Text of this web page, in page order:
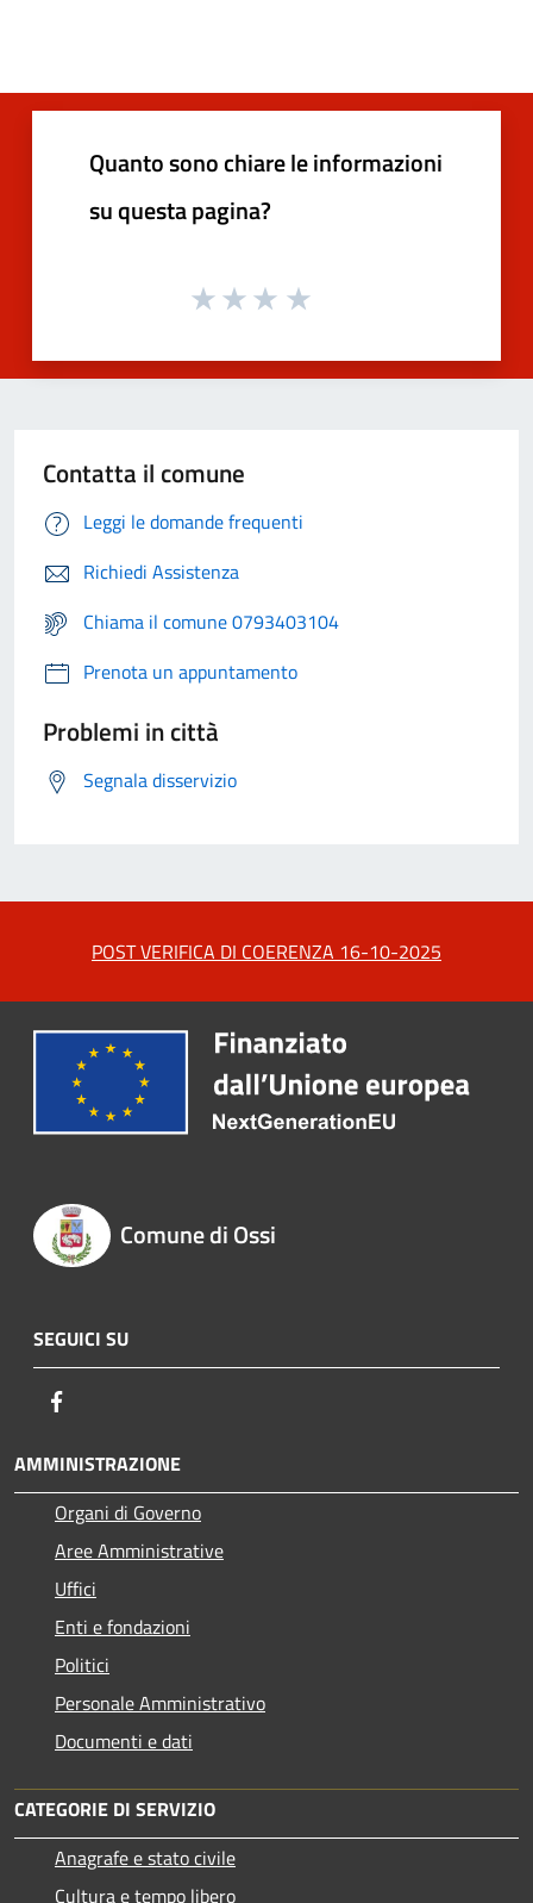
Quanto sono chiare le informazioni
su questa pagina?
Contatta il comune
Leggi le domande frequenti
Richiedi Assistenza
Chiama il comune 0793403104
Prenota un appuntamento
Problemi in città
Segnala disservizio
POST VERIFICA DI COERENZA 16-10-2025
Comune di Ossi
SEGUICI SU
AMMINISTRAZIONE
Organi di Governo
Aree Amministrative
Uffici
Enti e fondazioni
Politici
Personale Amministrativo
Documenti e dati
CATEGORIE DI SERVIZIO
Anagrafe e stato civile
Cultura e tempo libero